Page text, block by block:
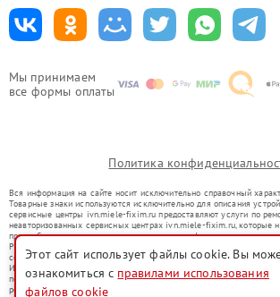
Мы принимаем
все формы оплаты
Политика
Вся информация на сайте носит исключительно справочный
Товарные знаки используются исключительно для описания
сервисные центры ivn.miele-fixim.ru предоставляют услуги по
неавторизованных сервисных центрах ivn.miele-fixim.ru, которые
правообладателями товарных знаков или их официальными
Ремонт осуществляется для устройств, уже введенных в
со статьей 1487 ГК РФ.
Использование товарных знаков не преследует цели
потребителей в заблуждение, а служит для информирования о
ремонту техники указанных брендов.
Этот сайт использует файлы cookie. Вы
ознакомиться с правилами использования
файлов cookie